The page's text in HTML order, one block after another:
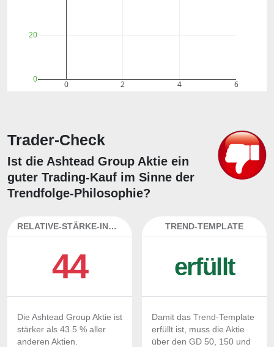
0 2 4 6
0
20
Trader-Check
Ist die Ashtead Group Aktie ein
guter Trading-Kauf im Sinne der
Trendfolge-Philosophie?
RELATIVE-STÄRKE-INDEX
44
Die Ashtead Group Aktie ist
stärker als 43.5 % aller
anderen Aktien.
TREND-TEMPLATE
erfüllt
Damit das Trend-Template
erfüllt ist, muss die Aktie
über den GD 50, 150 und